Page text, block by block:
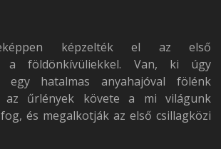
képzelték el az első
a földönkívüliekkel. Van, ki úgy
egy hatalmas anyahajóval fölénk
az űrlények követe a mi világunk
és megalkotják az első csillagközi